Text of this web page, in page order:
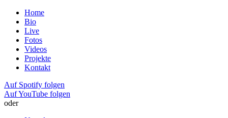
Home
Bio
Live
Fotos
Videos
Projekte
Kontakt
Auf Spotify folgen
Auf YouTube folgen
oder